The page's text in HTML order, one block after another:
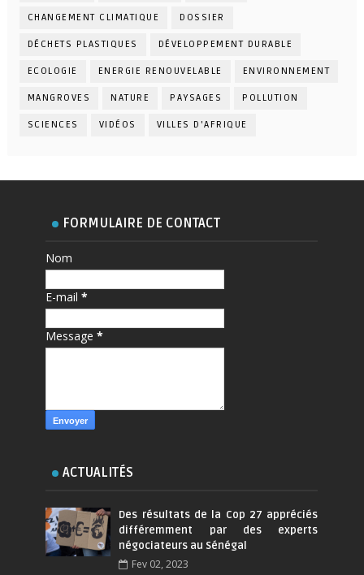
CHANGEMENT CLIMATIQUE DOSSIER
DÉCHETS PLASTIQUES DÉVELOPPEMENT DURABLE
ECOLOGIE ENERGIE RENOUVELABLE ENVIRONNEMENT
MANGROVES NATURE PAYSAGES POLLUTION
SCIENCES VIDÉOS VILLES D'AFRIQUE
FORMULAIRE DE CONTACT
Nom
E-mail*
Message*
ACTUALITÉS
Des résultats de la Cop 27 appréciés
différemment par des experts
négociateurs au Sénégal
Fev 02, 2023